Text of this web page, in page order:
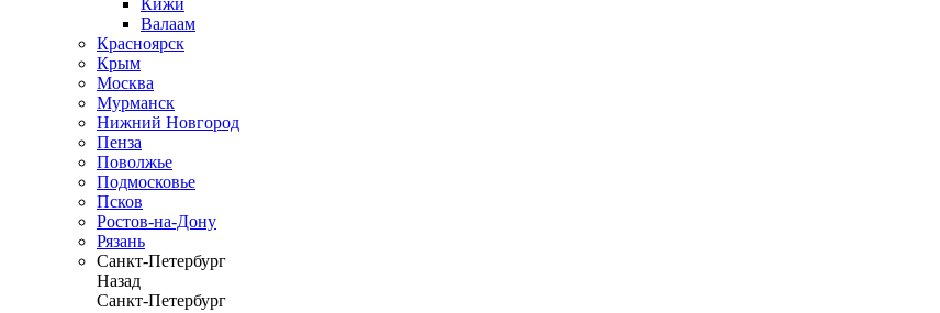
Кижи
Валаам
Красноярск
Крым
Москва
Мурманск
Нижний Новгород
Пенза
Поволжье
Подмосковье
Псков
Ростов-на-Дону
Рязань
Санкт-Петербург
Назад
Санкт-Петербург